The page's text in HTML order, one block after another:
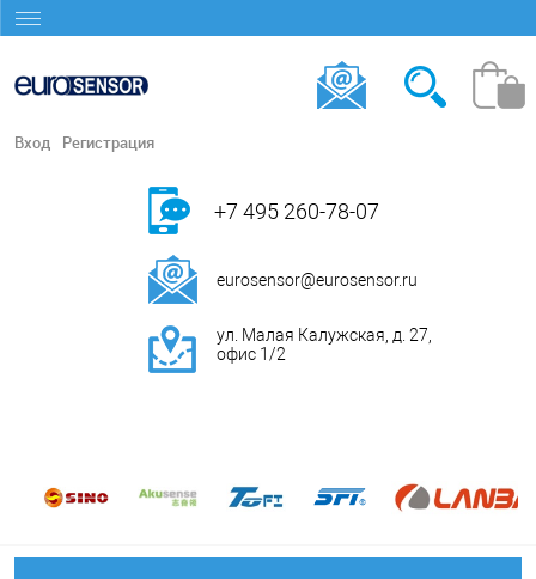
Вход Регистрация
+7 495 260-78-07
eurosensor@eurosensor.ru
ул. Малая Калужская, д. 27,
офис 1/2